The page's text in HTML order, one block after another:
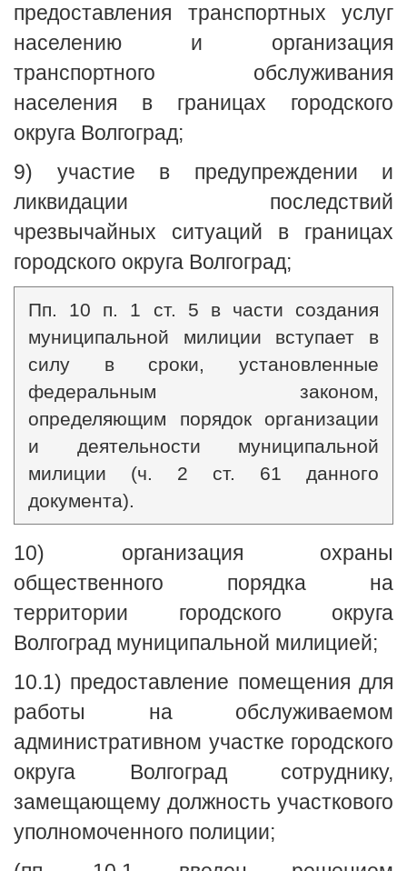
предоставления транспортных услуг
населению и организация
транспортного обслуживания
населения в границах городского
округа Волгоград;
9) участие в предупреждении и
ликвидации последствий
чрезвычайных ситуаций в границах
городского округа Волгоград;
Пп. 10 п. 1 ст. 5 в части создания
муниципальной милиции вступает в
силу в сроки, установленные
федеральным законом,
определяющим порядок организации
и деятельности муниципальной
милиции (ч. 2 ст. 61 данного
документа).
10) организация охраны
общественного порядка на
территории городского округа
Волгоград муниципальной милицией;
10.1) предоставление помещения для
работы на обслуживаемом
административном участке городского
округа Волгоград сотруднику,
замещающему должность участкового
уполномоченного полиции;